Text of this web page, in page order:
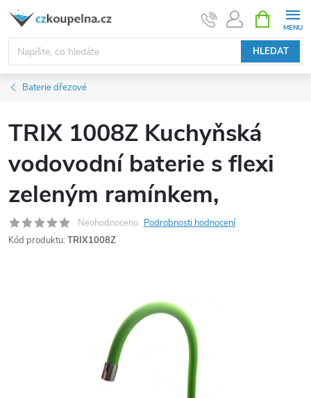
Přejít
obsah
HLEDAT
NÁKUPNÍ
KOŠÍK
Baterie dřezové
TRIX 1008Z Kuchyňská
vodovodní baterie s flexi
zeleným ramínkem,
Neohodnoceno Podrobnosti hodnocení
Kód produktu: TRIX1008Z